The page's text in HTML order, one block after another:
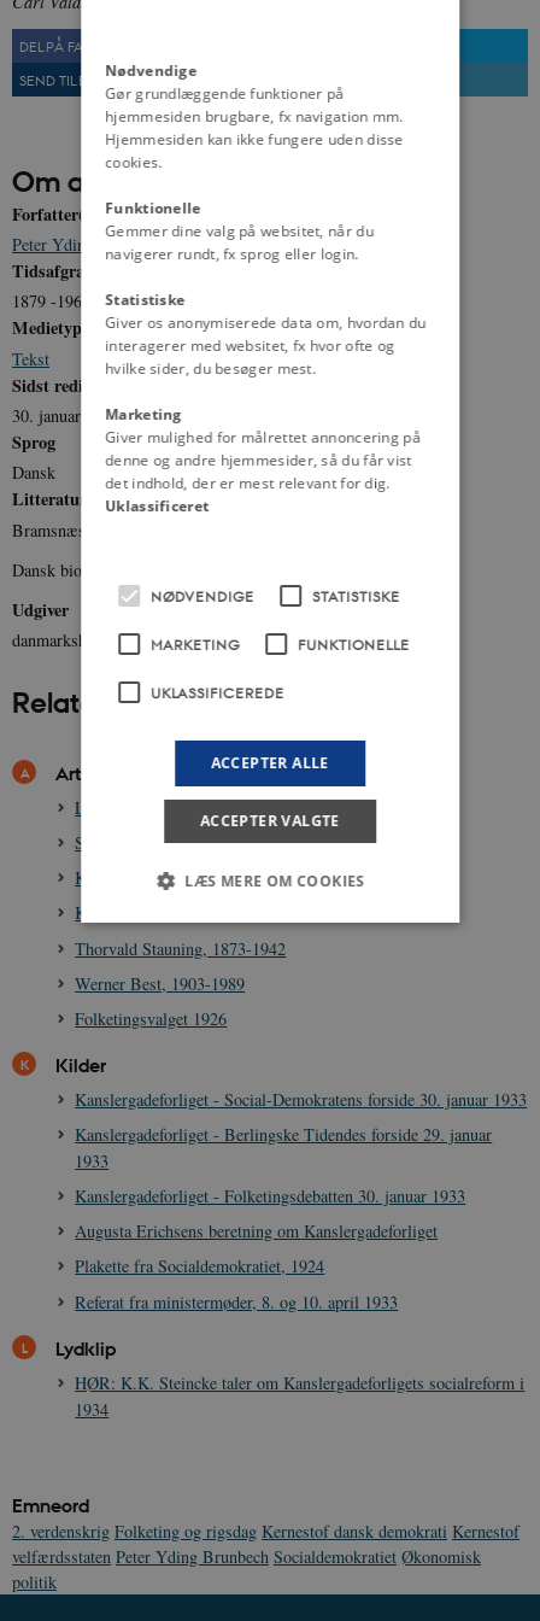
DEL PÅ FACEBOOK
SEND TIL EN VEN
Om artiklen
Forfatter(e)
Peter Yding Brunbech
Tidsafgrænsning
1879 -1965
Medietype
Tekst
Sidst redigeret
30. januar 2013
Sprog
Dansk
Litteratur
Bramsnæs, C. V. Erindringer: En broget tilværelse (1965).
Dansk biografisk leksikon (1979-1984).
Udgiver
danmarkshistorien.dk
Relateret indhold
Artikler
Landstinget i den danske Rigsdag 1849-1953
Socialdemokratiet, 1871-
Kanslergadeforliget 1933
Karl Kristian Steincke, 1880-1963
Thorvald Stauning, 1873-1942
Werner Best, 1903-1989
Folketingsvalget 1926
Kilder
Kanslergadeforliget - Social-Demokratens forside 30. januar 1933
Kanslergadeforliget - Berlingske Tidendes forside 29. januar
1933
Kanslergadeforliget - Folketingsdebatten 30. januar 1933
Augusta Erichsens beretning om Kanslergadeforliget
Plakette fra Socialdemokratiet, 1924
Referat fra ministermøder, 8. og 10. april 1933
Lydklip
HØR: K.K. Steincke taler om Kanslergadeforligets socialreform i
1934
Emneord
2. verdenskrig Folketing og rigsdag Kernestof dansk demokrati Kernestof
velfærdsstaten Peter Yding Brunbech Socialdemokratiet Økonomisk
politik
Nødvendige
Gør grundlæggende funktioner på
hjemmesiden brugbare, fx navigation mm.
Hjemmesiden kan ikke fungere uden disse
cookies.
Funktionelle
Gemmer dine valg på websitet, når du
navigerer rundt, fx sprog eller login.
Statistiske
Giver os anonymiserede data om, hvordan du
interagerer med websitet, fx hvor ofte og
hvilke sider, du besøger mest.
Marketing
Giver mulighed for målrettet annoncering på
denne og andre hjemmesider, så du får vist
det indhold, der er mest relevant for dig.
Uklassificeret
NØDVENDIGE STATISTISKE
MARKETING FUNKTIONELLE
UKLASSIFICEREDE
ACCEPTER ALLE
ACCEPTER VALGTE
LÆS MERE OM COOKIES
grundlæggende funktioner som navigation mm.
Hjemmesiden kan ikke fungerer uden disse
cookies.
be_typo_user
TYPO3 Association
sp_t
Spotify Inc.
1 år
sp_landing
Spotify Inc.
.spotify.com
1 dag